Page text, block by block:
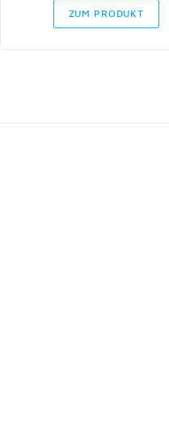
ZUM PRODUKT